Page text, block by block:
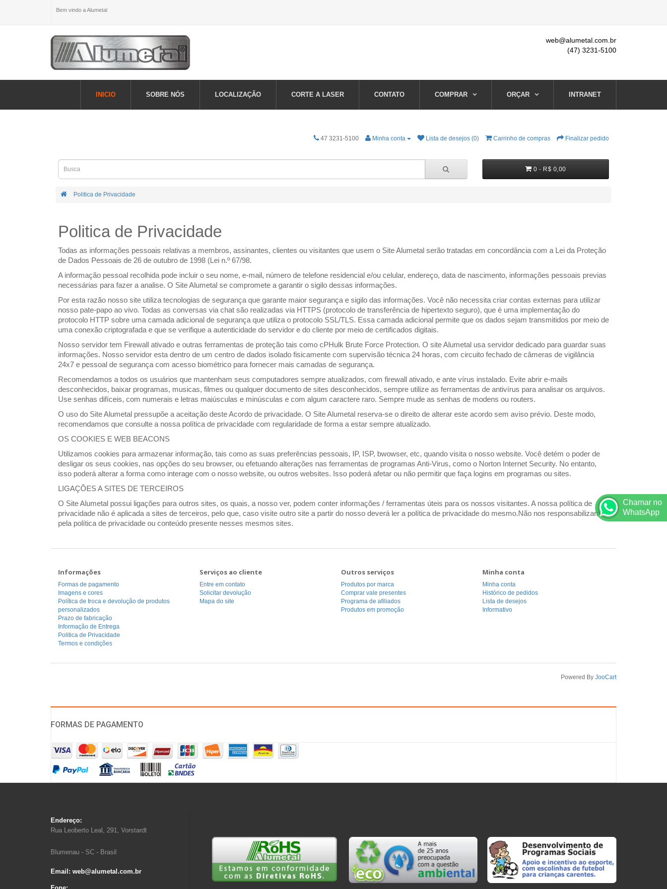
Bem vindo a Alumetal
web@alumetal.com.br
(47) 3231-5100
INICIO SOBRE NÓS LOCALIZAÇÃO CORTE A LASER CONTATO COMPRAR ORÇAR INTRANET
47 3231-5100 Minha conta Lista de desejos (0) Carrinho de compras Finalizar pedido
0 - R$ 0,00
Politica de Privacidade
Politica de Privacidade
Todas as informações pessoais relativas a membros, assinantes, clientes ou visitantes que usem o Site Alumetal serão tratadas em concordância com a Lei da Proteção
de Dados Pessoais de 26 de outubro de 1998 (Lei n.º 67/98.
A informação pessoal recolhida pode incluir o seu nome, e-mail, número de telefone residencial e/ou celular, endereço, data de nascimento, informações pessoais previas
necessárias para fazer a analise. O Site Alumetal se compromete a garantir o sigilo dessas informações.
Por esta razão nosso site utiliza tecnologias de segurança que garante maior segurança e sigilo das informações. Você não necessita criar contas externas para utilizar
nosso pate-papo ao vivo. Todas as conversas via chat são realizadas via HTTPS (protocolo de transferência de hipertexto seguro), que é uma implementação do
protocolo HTTP sobre uma camada adicional de segurança que utiliza o protocolo SSL/TLS. Essa camada adicional permite que os dados sejam transmitidos por meio de
uma conexão criptografada e que se verifique a autenticidade do servidor e do cliente por meio de certificados digitais.
Nosso servidor tem Firewall ativado e outras ferramentas de proteção tais como cPHulk Brute Force Protection. O site Alumetal usa servidor dedicado para guardar suas
informações. Nosso servidor esta dentro de um centro de dados isolado fisicamente com supervisão técnica 24 horas, com circuito fechado de câmeras de vigilância
24x7 e pessoal de segurança com acesso biométrico para fornecer mais camadas de segurança.
Recomendamos a todos os usuários que mantenham seus computadores sempre atualizados, com firewall ativado, e ante vírus instalado. Evite abrir e-mails
desconhecidos, baixar programas, musicas, filmes ou qualquer documento de sites desconhecidos, sempre utilize as ferramentas de antivírus para analisar os arquivos.
Use senhas difíceis, com numerais e letras maiúsculas e minúsculas e com algum caractere raro. Sempre mude as senhas de modens ou routers.
O uso do Site Alumetal pressupõe a aceitação deste Acordo de privacidade. O Site Alumetal reserva-se o direito de alterar este acordo sem aviso prévio. Deste modo,
recomendamos que consulte a nossa política de privacidade com regularidade de forma a estar sempre atualizado.
OS COOKIES E WEB BEACONS
Utilizamos cookies para armazenar informação, tais como as suas preferências pessoais, IP, ISP, bwowser, etc, quando visita o nosso website. Você detém o poder de
desligar os seus cookies, nas opções do seu browser, ou efetuando alterações nas ferramentas de programas Anti-Virus, como o Norton Internet Security. No entanto,
isso poderá alterar a forma como interage com o nosso website, ou outros websites. Isso poderá afetar ou não permitir que faça logins em programas ou sites.
LIGAÇÕES A SITES DE TERCEIROS
O Site Alumetal possui ligações para outros sites, os quais, a nosso ver, podem conter informações / ferramentas úteis para os nossos visitantes. A nossa política de
privacidade não é aplicada a sites de terceiros, pelo que, caso visite outro site a partir do nosso deverá ler a política de privacidade do mesmo.Não nos responsabilizamos
pela política de privacidade ou conteúdo presente nesses mesmos sites.
Informações
Formas de pagamento
Imagens e cores
Política de troca e devolução de produtos
personalizados
Prazo de fabricação
Informação de Entrega
Politica de Privacidade
Termos e condições
Serviços ao cliente
Entre em contato
Solicitar devolução
Mapa do site
Outros serviços
Produtos por marca
Comprar vale presentes
Programa de afiliados
Produtos em promoção
Minha conta
Minha conta
Histórico de pedidos
Lista de desejos
Informativo
Powered By JooCart
FORMAS DE PAGAMENTO
Endereço:
Rua Leoberto Leal, 291, Vorstardt
Blumenau - SC - Brasil
Email: web@alumetal.com.br
Chamar no
WhatsApp